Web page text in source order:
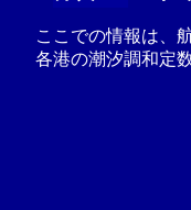
ここでの情報は、
各港の潮汐調和定